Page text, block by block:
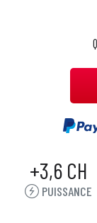
+3,6 CH
PUISSANCE